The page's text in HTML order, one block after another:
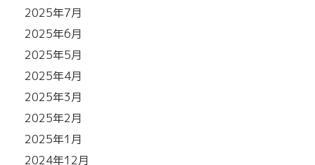
2025年7月
2025年6月
2025年5月
2025年4月
2025年3月
2025年2月
2025年1月
2024年12月